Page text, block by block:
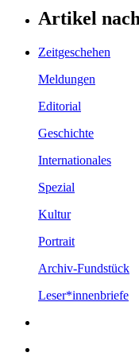
Artikel
Zeitgeschehen
Meldungen
Editorial
Geschichte
Internationales
Spezial
Kultur
Portrait
Archiv-Fundstück
Leser*innenbriefe